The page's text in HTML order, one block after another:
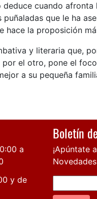
deduce cuando
puñaladas que le ha
hace la proposición
y literaria que,
el otro, pone el
a su pequeña
a
y de
Boletín
¡Apúntate